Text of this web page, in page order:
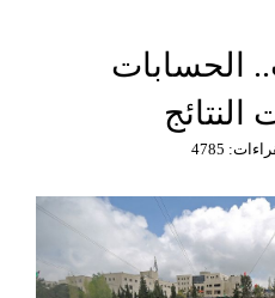
الحسابات
النتائج